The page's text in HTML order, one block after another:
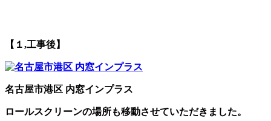
【１,工事後】
名古屋市港区 内窓インプラス
ロールスクリーンの場所も移動させていただきました。